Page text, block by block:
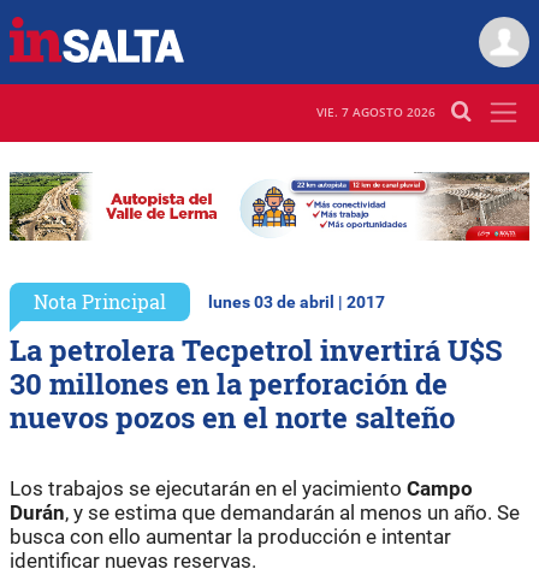
VIE. 7 AGOSTO 2026
Nota Principal lunes 03 de abril | 2017
La petrolera Tecpetrol invertirá U$S
30 millones en la perforación de
nuevos pozos en el norte salteño
Los trabajos se ejecutarán en el yacimiento Campo
Durán, y se estima que demandarán al menos un año. Se
busca con ello aumentar la producción e intentar
identificar nuevas reservas.